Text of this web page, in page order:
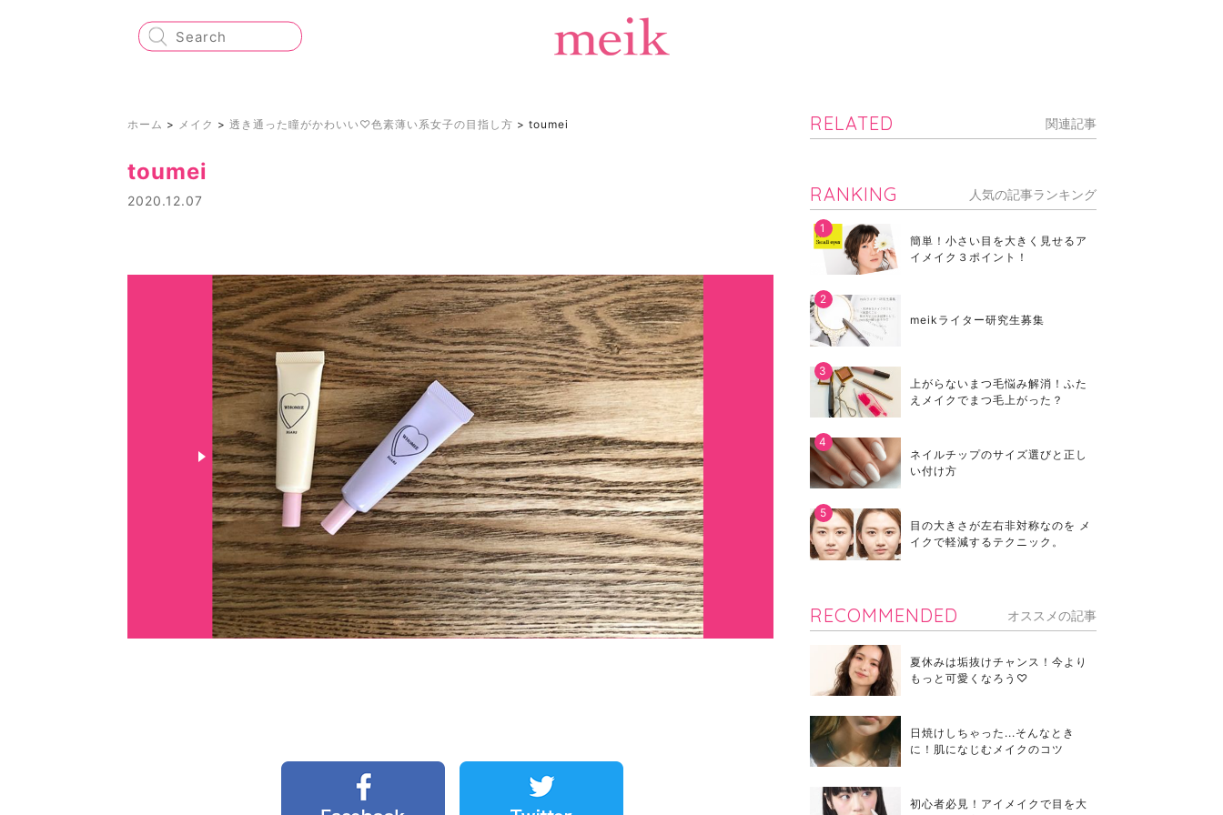
ホーム > メイク > 透き通った瞳がかわいい♡色素薄い系女子の目指し方 > toumei
toumei
2020.12.07
RELATED 関連記事
RANKING 人気の記事ランキング
簡単！小さい目を大きく見せるア
イメイク３ポイント！
meikライター研究生募集
上がらないまつ毛悩み解消！ふた
えメイクでまつ毛上がった？
ネイルチップのサイズ選びと正し
い付け方
目の大きさが左右非対称なのを メ
イクで軽減するテクニック。
RECOMMENDED オススメの記事
夏休みは垢抜けチャンス！今より
もっと可愛くなろう♡
日焼けしちゃった...そんなとき
に！肌になじむメイクのコツ
初心者必見！アイメイクで目を大